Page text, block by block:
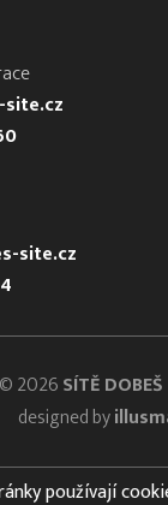
site.cz
© 2026SÍTĚ
designed by
používají